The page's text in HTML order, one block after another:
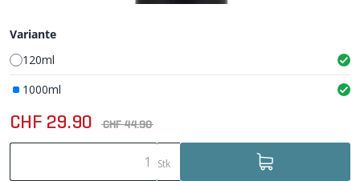
Variante
120ml
1000ml
CHF 29.90 CHF 44.90
Stk